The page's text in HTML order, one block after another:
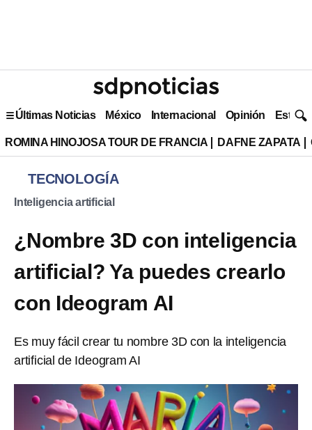
Últimas Noticias México Internacional Opinión Estilo
ROMINA HINOJOSA TOUR DE FRANCIA DAFNE ZAPATA
TECNOLOGÍA
Inteligencia artificial
¿Nombre 3D con inteligencia
artificial? Ya puedes crearlo
con Ideogram AI
Es muy fácil crear tu nombre 3D con la inteligencia
artificial de Ideogram AI